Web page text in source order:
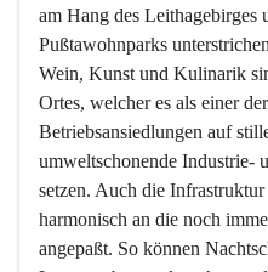
am Hang des Leithagebirges
Pußtawohnparks
Wein, Kunst und Kulinarik
Ortes, welcher es als einer
Betriebsansiedlungen auf
umweltschonende Industrie-
setzen. Auch die
harmonisch an die noch
angepaßt. So können